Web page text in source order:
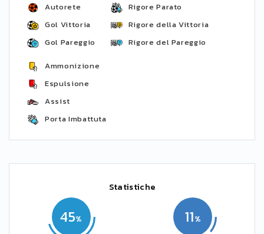
Autorete
Gol Vittoria
Gol Pareggio
Rigore Parato
Rigore della Vittoria
Rigore del Pareggio
Ammonizione
Espulsione
Assist
Porta Imbattuta
Statistiche
45 11